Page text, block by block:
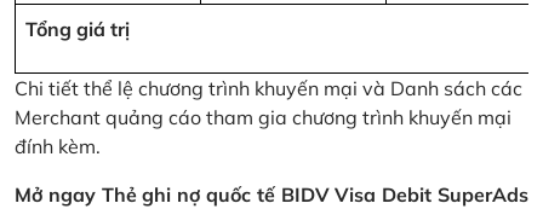
Tổng giá trị
Chi tiết thể lệ chương trình khuyến mại và Danh sách các
Merchant quảng cáo tham gia chương trình khuyến mại
đính kèm.
Mở ngay Thẻ ghi nợ quốc tế BIDV Visa Debit SuperAds